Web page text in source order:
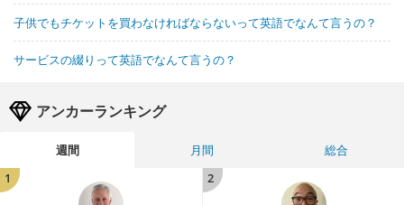
子供でもチケットを買わなければならないって英語でなんて言うの？
サービスの綴りって英語でなんて言うの？
アンカーランキング
週間 月間
総合
1
2